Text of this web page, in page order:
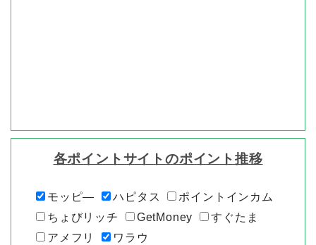
各ポイントサイトのポイント推移
モッピ― ハピタス
ポイントインカム
ちょびリッチ
GetMoney
すぐたま
アメフリ
ワラウ